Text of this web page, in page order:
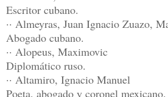
Escritor cubano.
·· Almeyras, Juan Ignacio Zuazo,
Abogado cubano.
·· Alopeus, Maximovic
Diplomático ruso.
·· Altamiro, Ignacio Manuel
Poeta, abogado y coronel mexicano.